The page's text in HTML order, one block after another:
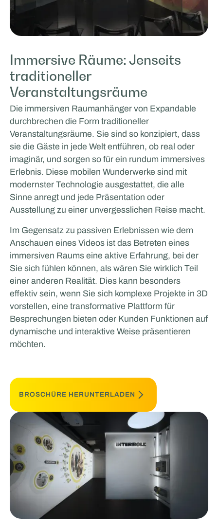
Immersive Räume: Jenseits
traditioneller
Veranstaltungsräume
Die immersiven Raumanhänger von Expandable
durchbrechen die Form traditioneller
Veranstaltungsräume. Sie sind so konzipiert, dass
sie die Gäste in jede Welt entführen, ob real oder
imaginär, und sorgen so für ein rundum immersives
Erlebnis. Diese mobilen Wunderwerke sind mit
modernster Technologie ausgestattet, die alle
Sinne anregt und jede Präsentation oder
Ausstellung zu einer unvergesslichen Reise macht.
Im Gegensatz zu passiven Erlebnissen wie dem
Anschauen eines Videos ist das Betreten eines
immersiven Raums eine aktive Erfahrung, bei der
Sie sich fühlen können, als wären Sie wirklich Teil
einer anderen Realität. Dies kann besonders
effektiv sein, wenn Sie sich komplexe Projekte in 3D
vorstellen, eine transformative Plattform für
Besprechungen bieten oder Kunden Funktionen auf
dynamische und interaktive Weise präsentieren
möchten.
BROSCHÜRE HERUNTERLADEN